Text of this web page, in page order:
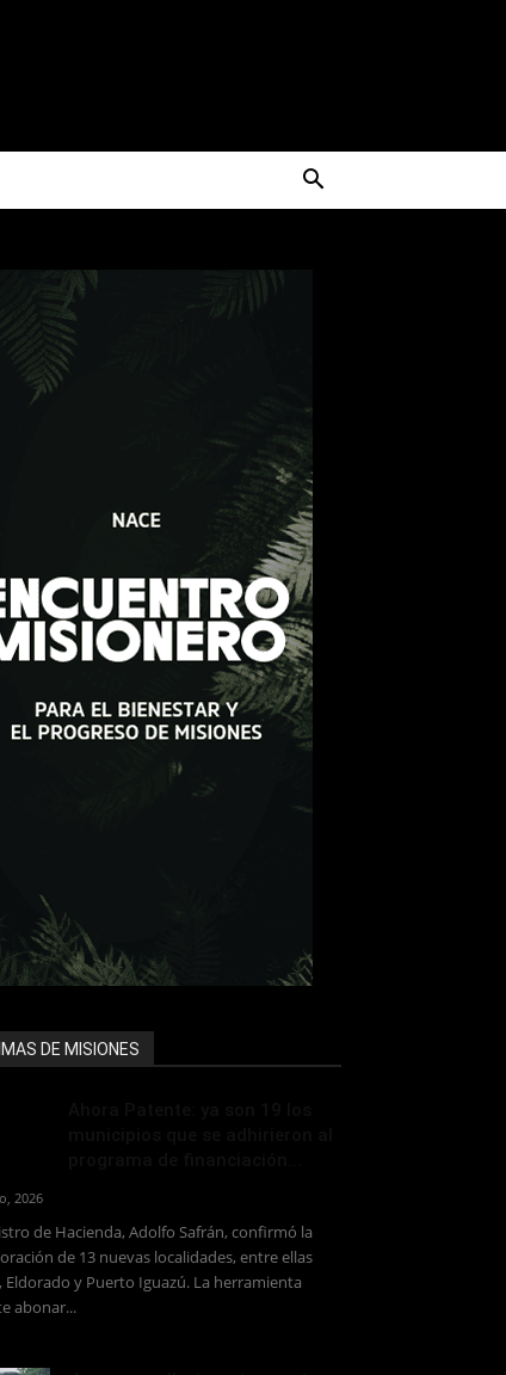
DE MISIONES
2026
de Hacienda, Adolfo Safrán, confirmó la
de 13 nuevas localidades, entre ellas
Eldorado y Puerto Iguazú. La herramienta
abonar...